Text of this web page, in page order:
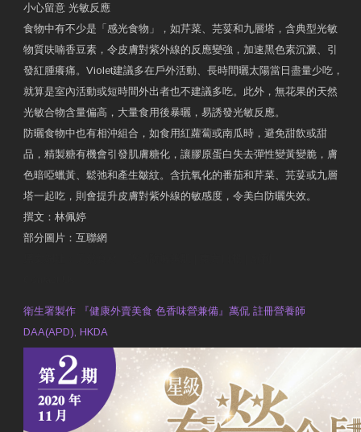
小心留意 光敏反應
食物中有不少是「感光食物」，如芹菜、芫荽和九層塔，含典型光敏
物質呋喃香豆素，令皮膚對紫外線的反應變強，加速黑色素沉澱、引
發紅腫癢痛。Violet建議多在戶外活動、長時間曬太陽當日盡量少吃，
就算是室內活動或短時間外出者也不建議多吃。此外，無花果的天然
光敏合物含量偏高，大量食用後暴曬，易誘發光敏反應。
防曬食物中也有相沖組合，如食用紅蘿蔔或南瓜時，避免甜飲或甜
品，精製糖有機會引發肌膚糖化，讓膠原蛋白失去彈性變黃變脆，膚
色暗啞蠟黃、鬆弛和產生皺紋。含抗氧化的番茄和芹菜、芫荽或九層
塔一起吃，則會提升皮膚對紫外線的敏感度，令美白防曬失效。
撰文：林佩婷
部分圖片：互聯網
衛生署製作 『健康外賣美食 色香味營兼備』萬侃 註冊營養師
DAA(APD), HKDA